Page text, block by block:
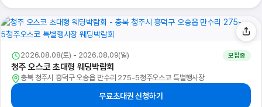
2026.08.08(토) - 2026.08.09(일) 모집중
청주 오스코 초대형 웨딩박람회
충북 청주시 흥덕구 오송읍 만수리 275-5청주오스코 특별행사장
무료초대권 신청하기